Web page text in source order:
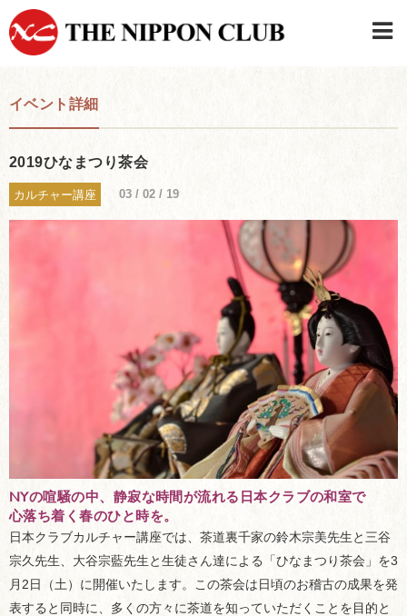
イベント詳細
2019ひなまつり茶会
カルチャー講座 03 / 02 / 19
NYの喧騒の中、静寂な時間が流れる日本クラブの和室で
心落ち着く春のひと時を。
日本クラブカルチャー講座では、茶道裏千家の鈴木宗美先生と三谷
宗久先生、大谷宗藍先生と生徒さん達による「ひなまつり茶会」を3
月2日（土）に開催いたします。この茶会は日頃のお稽古の成果を発
表すると同時に、多くの方々に茶道を知っていただくことを目的と
日本クラブメンバーログイン
連絡先・駐車場
はじめてご利用の方はこちら